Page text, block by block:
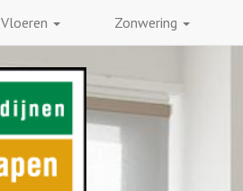
Vloeren Zonwering